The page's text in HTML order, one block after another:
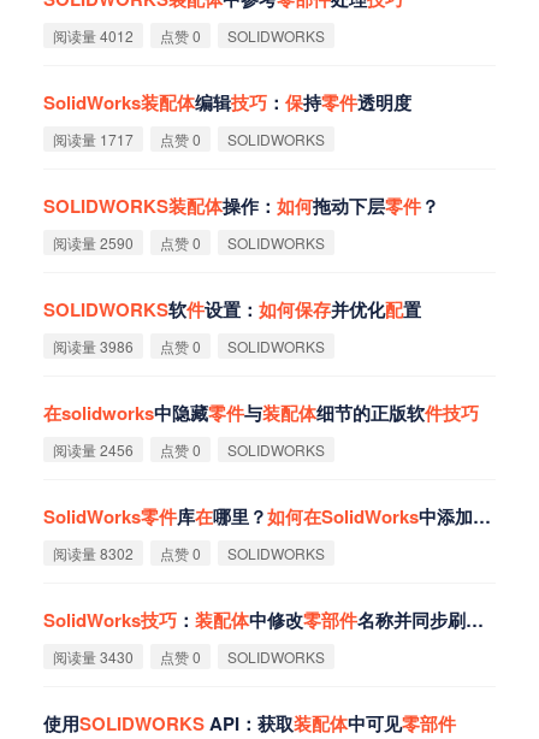
阅读量 4012 点赞 0 SOLIDWORKS
SolidWorks装配体编辑技巧 ： 保持零件透明度
阅读量 1717 点赞 0 SOLIDWORKS
SOLIDWORKS装配体操作： 如何拖动下层零件？
阅读量 2590 点赞 0 SOLIDWORKS
SOLIDWORKS软件设置： 如何保存并优化配置
阅读量 3986 点赞 0 SOLIDWORKS
在solidworks中隐藏零件与装配体细节的正版软件技巧
阅读量 2456 点赞 0 SOLIDWORKS
SolidWorks零件库在哪里？如何在SolidWorks中添加零
阅读量 8302 点赞 0 SOLIDWORKS
SolidWorks技巧 ： 装配体中修改零部件名称并同步刷新工程图
阅读量 3430 点赞 0 SOLIDWORKS
使用SOLIDWORKSAPI：获取装配体中可见零部件